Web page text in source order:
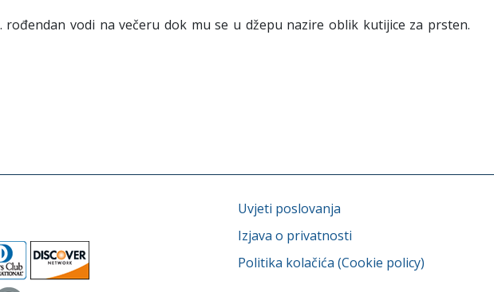
vodi na večeru dok mu se u džepu nazire oblik kutijice za prsten.
Uvjeti poslovanja
Izjava o privatnosti
Politika kolačića (Cookie policy)